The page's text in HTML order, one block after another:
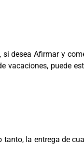
desea Afirmar y
vacaciones, puede
la entrega de